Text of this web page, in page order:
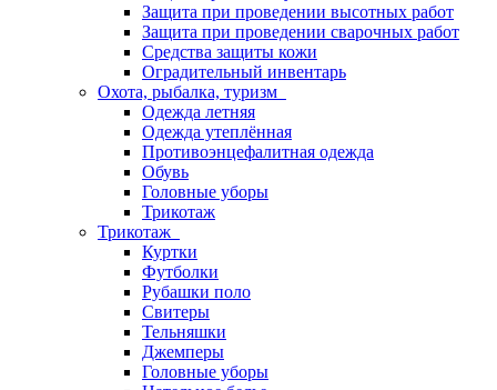
Защита при проведении высотных работ
Защита при проведении сварочных работ
Средства защиты кожи
Оградительный инвентарь
Охота, рыбалка, туризм
Одежда летняя
Одежда утеплённая
Противоэнцефалитная одежда
Обувь
Головные уборы
Трикотаж
Трикотаж
Куртки
Футболки
Рубашки поло
Свитеры
Тельняшки
Джемперы
Головные уборы